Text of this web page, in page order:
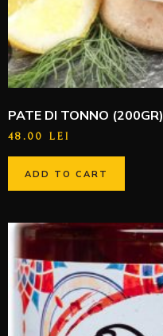
PATE DI TONNO (200GR)
48.00 LEI
ADD TO CART